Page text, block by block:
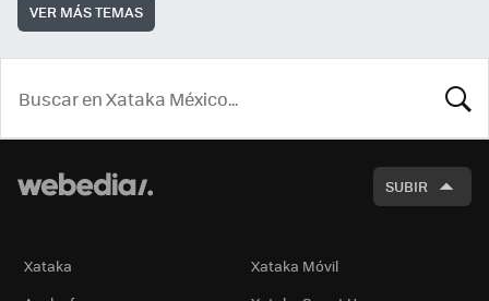
VER MÁS TEMAS
SUBIR
Xataka
Xataka Móvil